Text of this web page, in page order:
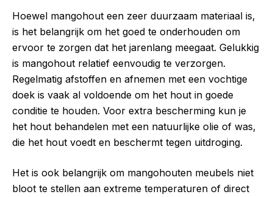
Hoewel mangohout een zeer duurzaam materiaal is,
is het belangrijk om het goed te onderhouden om
ervoor te zorgen dat het jarenlang meegaat. Gelukkig
is mangohout relatief eenvoudig te verzorgen.
Regelmatig afstoffen en afnemen met een vochtige
doek is vaak al voldoende om het hout in goede
conditie te houden. Voor extra bescherming kun je
het hout behandelen met een natuurlijke olie of was,
die het hout voedt en beschermt tegen uitdroging.
Het is ook belangrijk om mangohouten meubels niet
bloot te stellen aan extreme temperaturen of direct